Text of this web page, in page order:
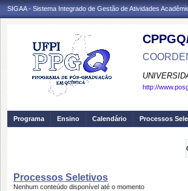
SIGAA - Sistema Integrado de Gestão de Atividades
http://
Programa Ensino Calendário Processos
Processos Seletivos
Nenhum conteúdo disponível até o momento